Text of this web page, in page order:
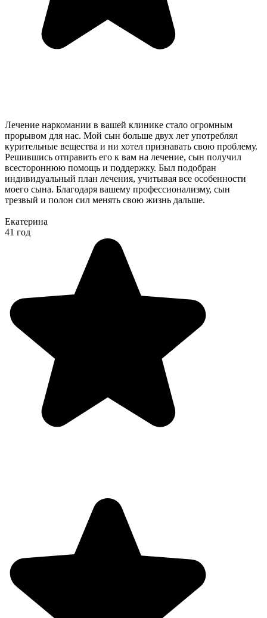
Лечение наркомании в вашей клинике стало огромным
прорывом для нас. Мой сын больше двух лет употреблял
курительные вещества и ни хотел признавать свою проблему.
Решившись отправить его к вам на лечение, сын получил
всестороннюю помощь и поддержку. Был подобран
индивидуальный план лечения, учитывая все особенности
моего сына. Благодаря вашему профессионализму, сын
трезвый и полон сил менять свою жизнь дальше.
Екатерина
41 год